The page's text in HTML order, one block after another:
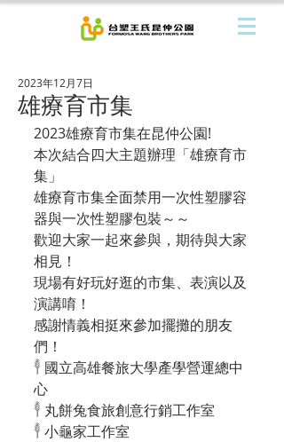
雄療育市集
2023年12月7日
2023雄療育市集在昆仲公園!
本次結合四大主題辦理「雄療育市
集」
雄療育市集全面禁用一次性塑膠容
器與一次性塑膠包裝～～
歡迎大家一起來參與，期待與大家
相見！
現場有好玩好逛的市集、表演以及
演講唷！
感謝情義相挺來參加擺攤的朋友
們！
𓇣 國立高雄餐旅大學產學營運總中
心
𓇣 丸餅兔食旅創意行銷工作室
𓇣 小龜家工作室